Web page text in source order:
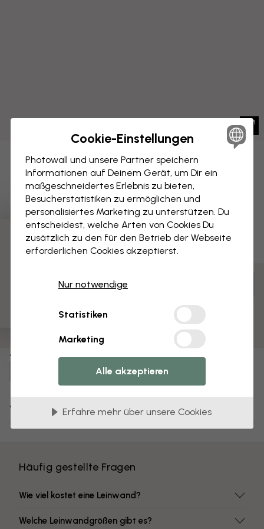
Hirsch, blau pink
LEINWANDBILD Speichern
Anpassen und bestellen
Vormontiert und bereit zum Aufhängen
Matte Oberfläche
Farben mit hoher Lichtbeständigkeit
Artikel Nummer:
Versand und Retouren
Häufig gestellte Fragen
Wie viel kostet eine Leinwand?
Welche Leinwandgrößen gibt es?
Cookie-Einstellungen
Photowall und unsere Partner speichern
Informationen auf Deinem Gerät, um Dir ein
maßgeschneidertes Erlebnis zu bieten,
Besucherstatistiken zu ermöglichen und
personalisiertes Marketing zu unterstützen. Du
entscheidest, welche Arten von Cookies Du
zusätzlich zu den für den Betrieb der Webseite
erforderlichen Cookies akzeptierst.
Nur notwendige
Statistiken
Marketing
Alle akzeptieren
Erfahre mehr über unsere Cookies